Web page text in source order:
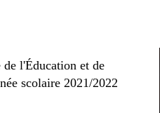
l'Éducation et de
scolaire 2021/2022